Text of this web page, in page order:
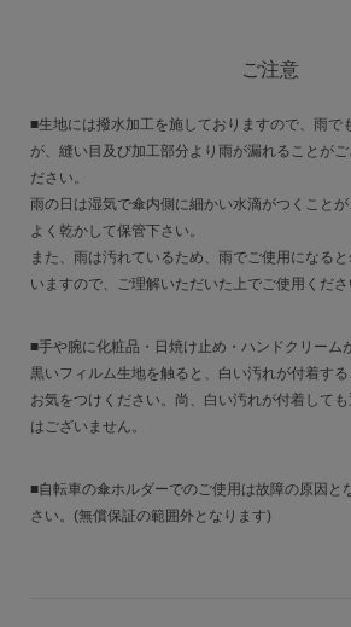
ご注意
■生地には撥水加工を施しておりますので、雨で
が、縫い目及び加工部分より雨が漏れることが
ださい。
雨の日は湿気で傘内側に細かい水滴がつくこと
よく乾かして保管下さい。
また、雨は汚れているため、雨でご使用になる
いますので、ご理解いただいた上でご使用くださ
■手や腕に化粧品・日焼け止め・ハンドクリーム
黒いフィルム生地を触ると、白い汚れが付着する
お気をつけください。尚、白い汚れが付着して
はございません。
■自転車の傘ホルダーでのご使用は故障の原因と
さい。(無償保証の範囲外となります)